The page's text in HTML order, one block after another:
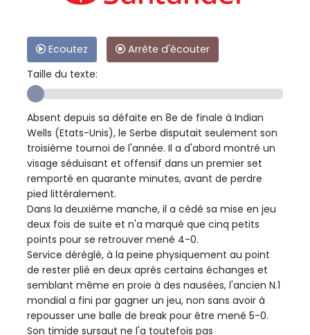
Ecoutez
Arrête d'écouter
Taille du texte:
Absent depuis sa défaite en 8e de finale à Indian
Wells (Etats-Unis), le Serbe disputait seulement son
troisième tournoi de l'année. Il a d'abord montré un
visage séduisant et offensif dans un premier set
remporté en quarante minutes, avant de perdre
pied littéralement.
Dans la deuxième manche, il a cédé sa mise en jeu
deux fois de suite et n'a marqué que cinq petits
points pour se retrouver mené 4-0.
Service déréglé, à la peine physiquement au point
de rester plié en deux après certains échanges et
semblant même en proie à des nausées, l'ancien N.1
mondial a fini par gagner un jeu, non sans avoir à
repousser une balle de break pour être mené 5-0.
Son timide sursaut ne l'a toutefois pas